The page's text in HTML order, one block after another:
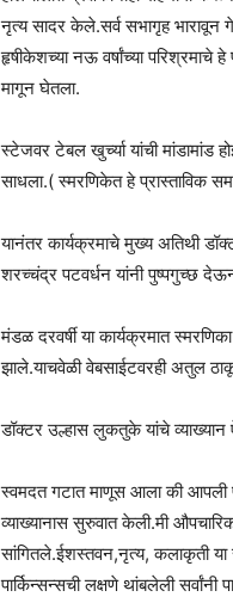
नृत्य सादर केले.सर्व सभागृह
हृषीकेशच्या नऊ वर्षांच्या
मागून घेतला.
स्टेजवर टेबल खुर्च्या यांची मांडामांड
साधला.( स्मरणिकेत हे प्रास्ताविक
यानंतर कार्यक्रमाचे मुख्य अतिथी
शरच्चंद्र पटवर्धन यांनी पुष्पगुच्छ
मंडळ दरवर्षी या कार्यक्रमात
झाले.याचवेळी वेबसाईटवरही अतुल
डॉक्टर उल्हास लुकतुके यांचे
स्वमदत गटात माणूस आला की आपली
व्याख्यानास सुरुवात केली.मी
सांगितले.ईशस्तवन,नृत्य, कलाकृती या
पार्किन्सन्सची लक्षणे थांबलेली